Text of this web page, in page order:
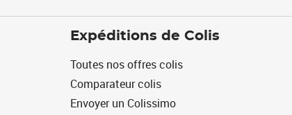
Expéditions de Colis
Toutes nos offres colis
Comparateur colis
Envoyer un Colissimo